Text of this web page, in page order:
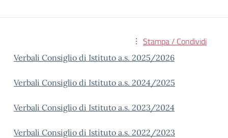
Stampa / Condividi
Verbali Consiglio di Istituto a.s. 2025/2026
Verbali Consiglio di Istituto a.s. 2024/2025
Verbali Consiglio di Istituto a.s. 2023/2024
Verbali Consiglio di Istituto a.s. 2022/2023